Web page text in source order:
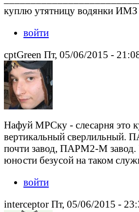
куплю утятницу водянки ИМЗ
войти
cptGreen Пт, 05/06/2015 -
Нафуй МРСку - слесарня это
вертикальный сверлильный.
почти завод, ПАРМ2-М завод.
юности безусой на таком
войти
interceptor Пт, 05/06/2015 -